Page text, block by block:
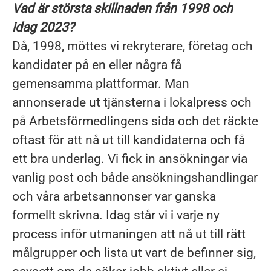
Vad är största skillnaden från 1998 och
idag 2023?
Då, 1998, möttes vi rekryterare, företag och
kandidater på en eller några få
gemensamma plattformar. Man
annonserade ut tjänsterna i lokalpress och
på Arbetsförmedlingens sida och det räckte
oftast för att nå ut till kandidaterna och få
ett bra underlag. Vi fick in ansökningar via
vanlig post och både ansökningshandlingar
och våra arbetsannonser var ganska
formellt skrivna. Idag står vi i varje ny
process inför utmaningen att nå ut till rätt
målgrupper och lista ut vart de befinner sig,